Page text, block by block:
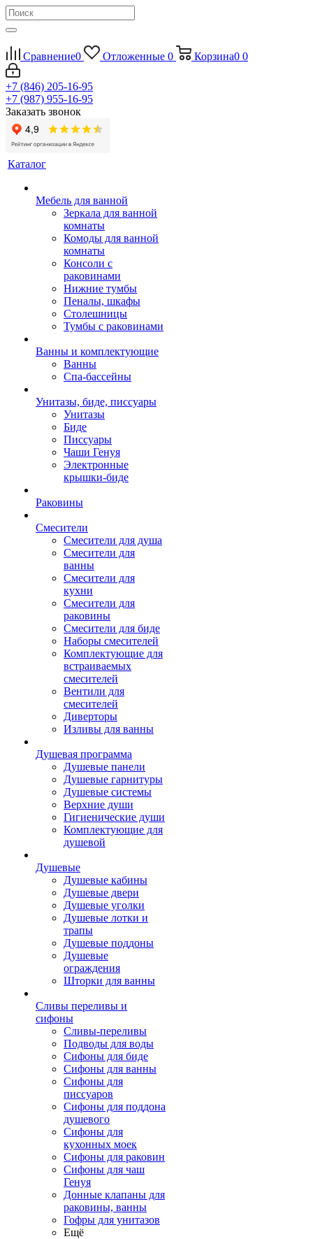
Сравнение0 Отложенные 0 Корзина0 0
+7 (846) 205-16-95
+7 (987) 955-16-95
Заказать звонок
Каталог
Мебель для ванной
Зеркала для ванной
комнаты
Комоды для ванной
комнаты
Консоли с
раковинами
Нижние тумбы
Пеналы, шкафы
Столешницы
Тумбы с раковинами
Ванны и комплектующие
Ванны
Спа-бассейны
Унитазы, биде, писсуары
Унитазы
Биде
Писсуары
Чаши Генуя
Электронные
крышки-биде
Раковины
Смесители
Смесители для душа
Смесители для
ванны
Смесители для
кухни
Смесители для
раковины
Смесители для биде
Наборы смесителей
Комплектующие для
встраиваемых
смесителей
Вентили для
смесителей
Диверторы
Изливы для ванны
Душевая программа
Душевые панели
Душевые гарнитуры
Душевые системы
Верхние души
Гигиенические души
Комплектующие для
душевой
Душевые
Душевые кабины
Душевые двери
Душевые уголки
Душевые лотки и
трапы
Душевые поддоны
Душевые
ограждения
Шторки для ванны
Сливы переливы и
сифоны
Сливы-переливы
Подводы для воды
Сифоны для биде
Сифоны для ванны
Сифоны для
писсуаров
Сифоны для поддона
душевого
Сифоны для
кухонных моек
Сифоны для раковин
Сифоны для чаш
Генуя
Донные клапаны для
раковины, ванны
Гофры для унитазов
Ещё